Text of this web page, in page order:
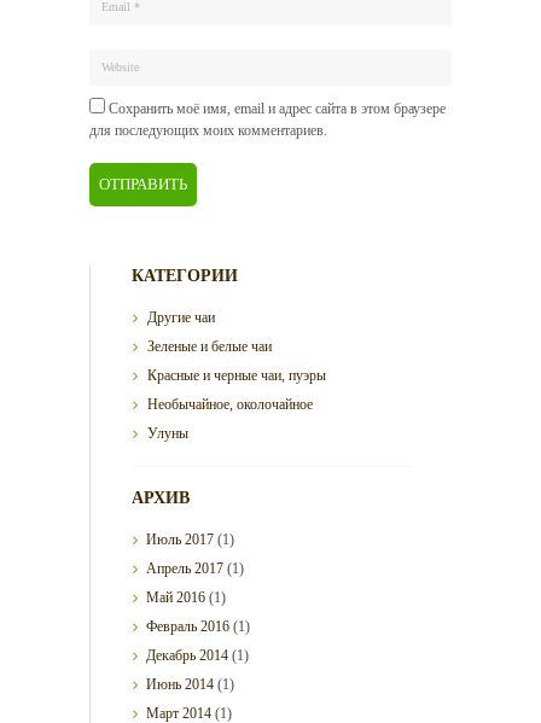
Сохранить моё имя, email и адрес сайта в этом браузере
для последующих моих комментариев.
КАТЕГОРИИ
Другие чаи
Зеленые и белые чаи
Красные и черные чаи, пуэры
Необычайное, околочайное
Улуны
АРХИВ
Июль2017 (1)
Апрель2017 (1)
Май2016 (1)
Февраль2016 (1)
Декабрь2014 (1)
Июнь2014 (1)
Март2014 (1)